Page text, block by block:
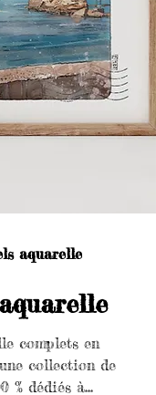
aquarelle
complets en
% dédiés à